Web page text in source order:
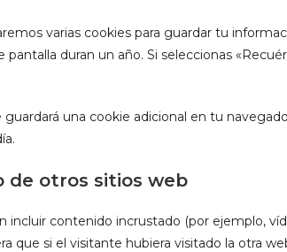
varias cookies para guardar tu
pantalla duran un año. Si seleccionas
guardará una cookie adicional en tu
de otros sitios web
incluir contenido incrustado (por ejemplo,
que si el visitante hubiera visitado la otra